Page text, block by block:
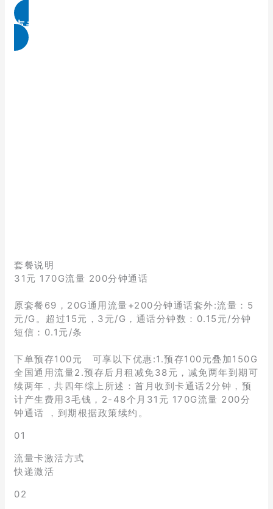
点击免费领取
套餐说明
31元 170G流量 200分钟通话
原套餐69，20G通用流量+200分钟通话套外:流量：5
元/G。超过15元，3元/G，通话分钟数：0.15元/分钟
短信：0.1元/条
下单预存100元 可享以下优惠:1.预存100元叠加150G
全国通用流量2.预存后月租减免38元，减免两年到期可
续两年，共四年综上所述：首月收到卡通话2分钟，预
计产生费用3毛钱，2-48个月31元 170G流量 200分
钟通话 ，到期根据政策续约。
01
流量卡激活方式
快递激活
02